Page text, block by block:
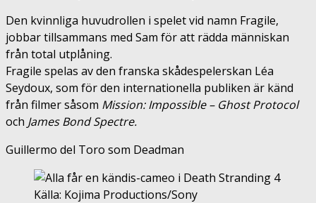
Den kvinnliga huvudrollen i spelet vid namn Fragile,
jobbar tillsammans med Sam för att rädda människan
från total utplåning.
Fragile spelas av den franska skådespelerskan Léa
Seydoux, som för den internationella publiken är känd
från filmer såsom Mission: Impossible – Ghost Protocol
och James Bond Spectre.
Guillermo del Toro som Deadman
Källa: Kojima Productions/Sony